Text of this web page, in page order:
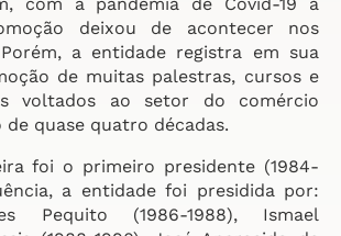
deixou de acontecer nos
a entidade registra em sua
de muitas palestras, cursos e
voltados ao setor do comércio
quase quatro décadas.
foi o primeiro presidente (1984-
a entidade foi presidida por:
Pequito (1986-1988), Ismael